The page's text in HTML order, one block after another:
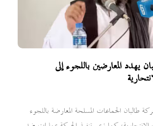
يهدد المعارضين باللجوء إلى
الجماعات المسلحة المعارضة باللجوء